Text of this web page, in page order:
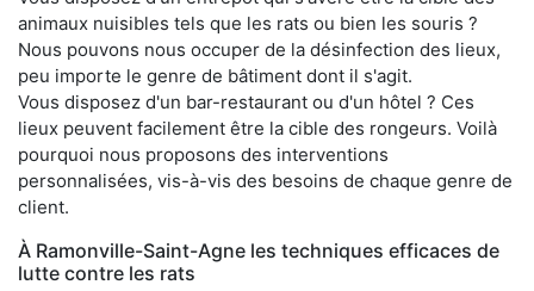
animaux nuisibles tels que les rats ou bien les souris ?
Nous pouvons nous occuper de la désinfection des lieux,
peu importe le genre de bâtiment dont il s'agit.
Vous disposez d'un bar-restaurant ou d'un hôtel ? Ces
lieux peuvent facilement être la cible des rongeurs. Voilà
pourquoi nous proposons des interventions
personnalisées, vis-à-vis des besoins de chaque genre de
client.
À Ramonville-Saint-Agne les techniques efficaces de
lutte contre les rats